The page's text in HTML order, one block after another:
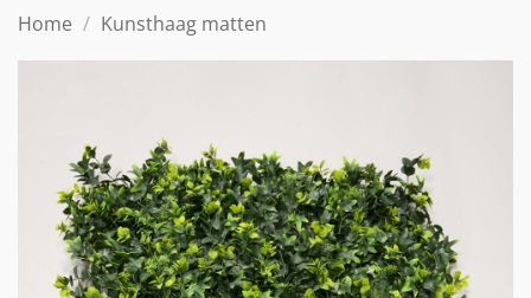
Home / Kunsthaag matten